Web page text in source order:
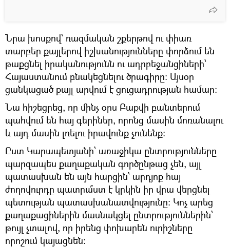
Նրա խոսքով՝ ռազմական շքերթով ու փիառ
տարբեր քայլերով իշխանությունները փորձում են
թաքցնել իրականությունն ու ադրբեջանցիների՝
Հայաստանում բնակեցնելու ծրագիրը։ Այսօր
ցանկացած քայլ արվում է ցուցադրության համար։
Նա հիշեցրեց, որ մինչ օրս Բաքվի բանտերում
պահվում են հայ գերիներ, որոնց մասին մոռանալու
և այդ մասին լռելու իրավունք չունենք։
Ըստ Կարապետյանի՝ առաջիկա ընտրությունները
պարզապես քաղաքական գործընթաց չեն, այլ
պատասխան են այն հարցին՝ արդյոք հայ
ժողովուրդը պատրա՞ստ է կրկին իր վրա վերցնել
պետության պատասխանատվությունը։ Կոչ արեց
քաղաքացիներին մասնակցել ընտրություններին՝
թույլ չտալով, որ իրենց փոխարեն ուրիշները
որոշում կայացնեն։